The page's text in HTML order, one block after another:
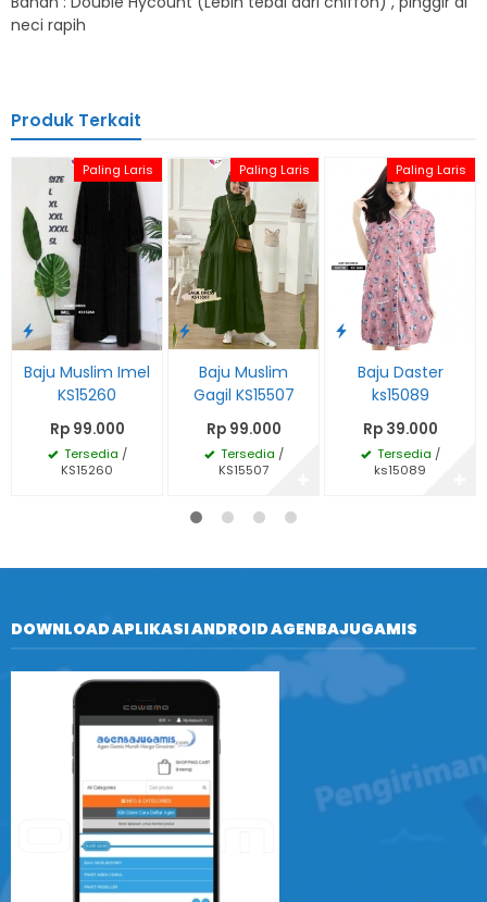
neci rapih
Produk Terkait
Paling Laris
Baju Muslim Imel
KS15260
Rp 99.000
Tersedia /
KS15260
Paling Laris
Baju Muslim
Gagil KS15507
Rp 99.000
Tersedia /
KS15507
Paling Laris
Baju Daster
ks15089
Rp 39.000
Tersedia /
ks15089
DOWNLOAD APLIKASI ANDROID AGENBAJUGAMIS